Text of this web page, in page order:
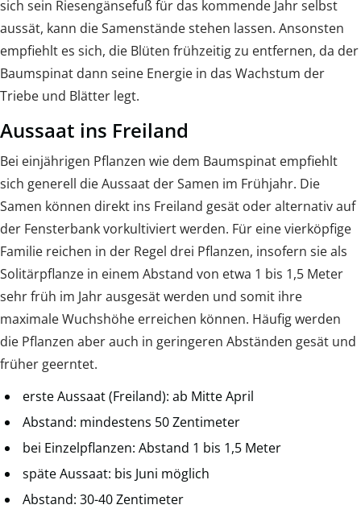
sich sein Riesengänsefuß für das kommende Jahr selbst
aussät, kann die Samenstände stehen lassen. Ansonsten
empfiehlt es sich, die Blüten frühzeitig zu entfernen, da der
Baumspinat dann seine Energie in das Wachstum der
Triebe und Blätter legt.
Aussaat ins Freiland
Bei einjährigen Pflanzen wie dem Baumspinat empfiehlt
sich generell die Aussaat der Samen im Frühjahr. Die
Samen können direkt ins Freiland gesät oder alternativ auf
der Fensterbank vorkultiviert werden. Für eine vierköpfige
Familie reichen in der Regel drei Pflanzen, insofern sie als
Solitärpflanze in einem Abstand von etwa 1 bis 1,5 Meter
sehr früh im Jahr ausgesät werden und somit ihre
maximale Wuchshöhe erreichen können. Häufig werden
die Pflanzen aber auch in geringeren Abständen gesät und
früher geerntet.
erste Aussaat (Freiland): ab Mitte April
Abstand: mindestens 50 Zentimeter
bei Einzelpflanzen: Abstand 1 bis 1,5 Meter
späte Aussaat: bis Juni möglich
Abstand: 30-40 Zentimeter